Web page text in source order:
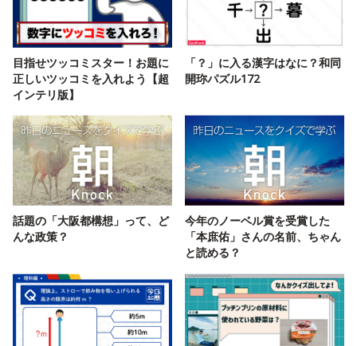
目指せツッコミスター！お題に
正しいツッコミを入れよう【超
インテリ版】
「？」に入る漢字はなに？和同
開珎パズル172
話題の「大阪都構想」って、ど
んな政策？
今年のノーベル賞を受賞した
「本庶佑」さんの名前、ちゃん
と読める？